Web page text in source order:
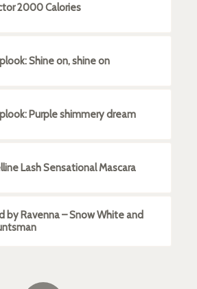
2000 Calories
Shine on, shine on
Purple shimmery dream
Lash Sensational Mascara
by Ravenna – Snow White and